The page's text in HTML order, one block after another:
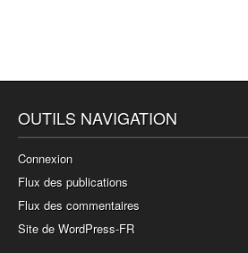
OUTILS NAVIGATION
Connexion
Flux des publications
Flux des commentaires
Site de WordPress-FR